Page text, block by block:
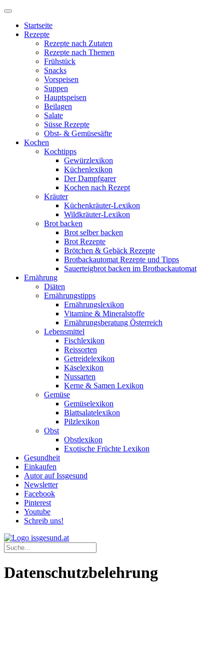
Startseite
Rezepte
Rezepte nach Zutaten
Rezepte nach Themen
Frühstück
Snacks
Vorspeisen
Suppen
Hauptspeisen
Beilagen
Salate
Süsse Rezepte
Obst- & Gemüsesäfte
Kochen
Kochtipps
Gewürzlexikon
Küchenlexikon
Der Dampfgarer
Kochen nach Rezept
Kräuter
Küchenkräuter-Lexikon
Wildkräuter-Lexikon
Brot backen
Brot selber backen
Brot Rezepte
Brötchen & Gebäck Rezepte
Brotbackautomat Rezepte und Tipps
Sauerteigbrot backen im Brotbackautomat
Ernährung
Diäten
Ernährungstipps
Ernährungslexikon
Vitamine & Mineralstoffe
Ernährungsberatung Österreich
Lebensmittel
Fischlexikon
Reissorten
Getreidelexikon
Käselexikon
Nussarten
Kerne & Samen Lexikon
Gemüse
Gemüselexikon
Blattsalatelexikon
Pilzlexikon
Obst
Obstlexikon
Exotische Früchte Lexikon
Gesundheit
Einkaufen
Autor auf Issgesund
Newsletter
Facebook
Pinterest
Youtube
Schreib uns!
Datenschutzbelehrung